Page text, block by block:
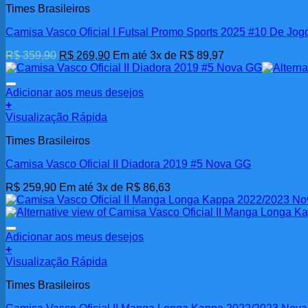
Times Brasileiros
Camisa Vasco Oficial I Futsal Promo Sports 2025 #10 De
R$359,90 O
preço
era:
R$ 269,90O
preço
é:
Em até 3x de R$ 89,97
Adicionar aos meus desejos
+
Visualização Rápida
Times Brasileiros
Camisa Vasco Oficial II Diadora 2019 #5 Nova GG
R$ 259,90 Em até 3x de R$ 86,63
Adicionar aos meus desejos
+
Visualização Rápida
Times Brasileiros